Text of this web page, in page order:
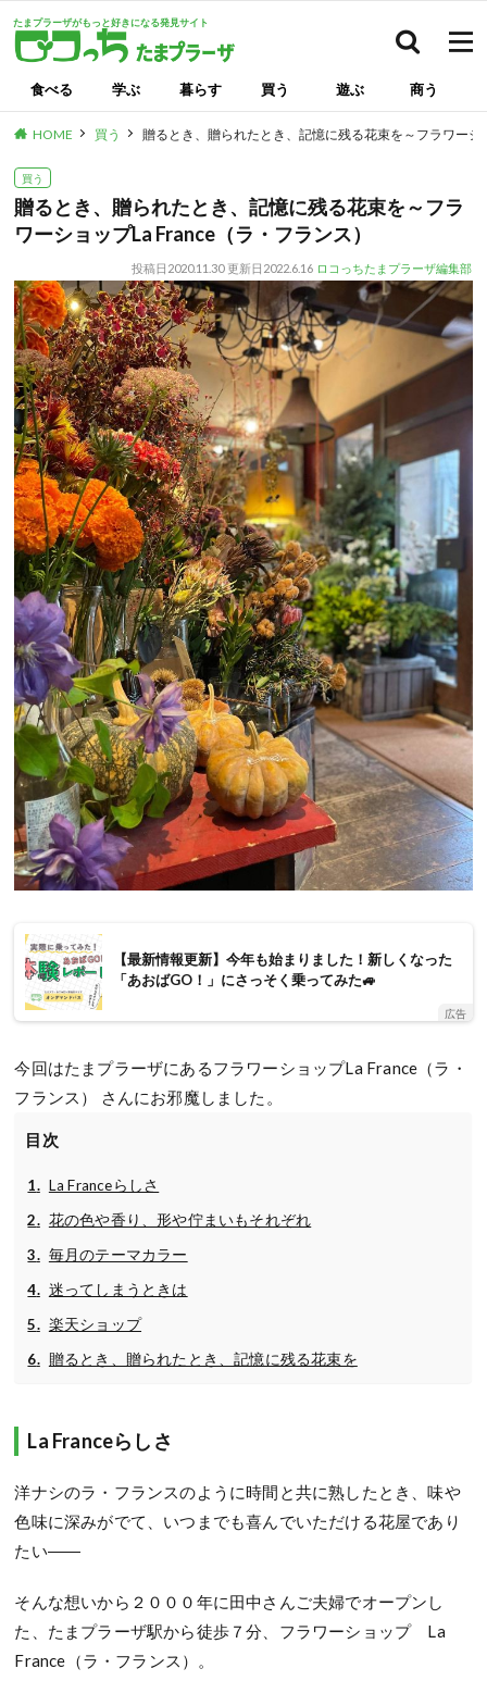
たまプラーザがもっと好きになる発見サイト
食べる 学ぶ 暮らす 買う 遊ぶ 商う
HOME 買う 贈るとき、贈られたとき、記憶に残る花束を～フラワー
買う
贈るとき、贈られたとき、記憶に残る花束を～フラ
ワーショップLa France（ラ・フランス）
投稿日 2020.11.30 更新日 2022.6.16 ロコっちたまプラーザ編集部
【最新情報更新】今年も始まりました！新しくなった
「あおばGO！」にさっそく乗ってみた🚙
広告
今回はたまプラーザにあるフラワーショップLa France（ラ・
フランス） さんにお邪魔しました。
目次
La Franceらしさ
花の色や香り、形や佇まいもそれぞれ
毎月のテーマカラー
迷ってしまうときは
楽天ショップ
贈るとき、贈られたとき、記憶に残る花束を
La Franceらしさ
洋ナシのラ・フランスのように時間と共に熟したとき、味や
色味に深みがでて、いつまでも喜んでいただける花屋であり
たい――
そんな想いから２０００年に田中さんご夫婦でオープンし
た、たまプラーザ駅から徒歩７分、フラワーショップ La
France（ラ・フランス）。